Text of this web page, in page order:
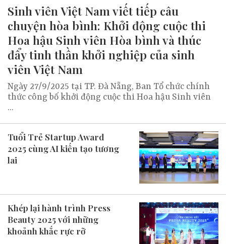
Sinh viên Việt Nam viết tiếp câu
chuyện hòa bình: Khởi động cuộc thi
Hoa hậu Sinh viên Hòa bình và thúc
đẩy tinh thần khởi nghiệp của sinh
viên Việt Nam
Ngày 27/9/2025 tại TP. Đà Nẵng, Ban Tổ chức chính
thức công bố khởi động cuộc thi Hoa hậu Sinh viên
...
Tuổi Trẻ Startup Award
2025 cùng AI kiến tạo tương
lai
Khép lại hành trình Press
Beauty 2025 với những
khoảnh khắc rực rỡ